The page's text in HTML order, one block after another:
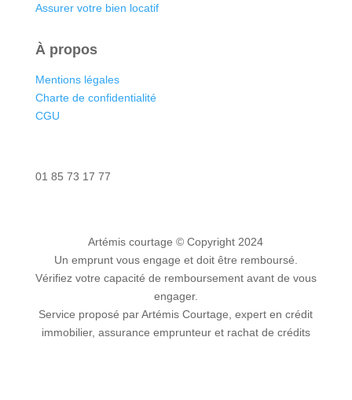
Assurer votre bien locatif
À propos
Mentions légales
Charte de confidentialité
CGU
01 85 73 17 77
Artémis courtage© Copyright 2024
Un emprunt vous engage et doit être remboursé.
Vérifiez votre capacité de remboursement avant de vous
engager.
Service proposé par Artémis Courtage, expert en crédit
immobilier, assurance emprunteur et rachat de crédits